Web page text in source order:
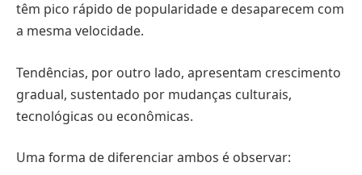
têm pico rápido de popularidade e desaparecem com
a mesma velocidade.
Tendências, por outro lado, apresentam crescimento
gradual, sustentado por mudanças culturais,
tecnológicas ou econômicas.
Uma forma de diferenciar ambos é observar: